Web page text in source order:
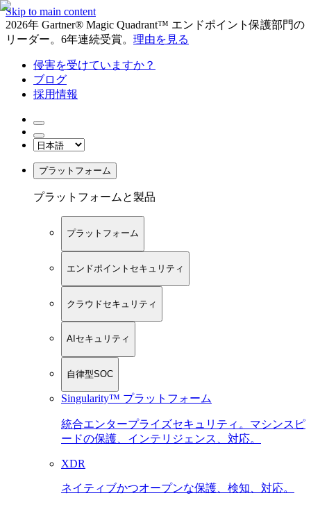
Skip to main content
2026年 Gartner® Magic Quadrant™ エンドポイント保護部門の
リーダー。6年連続受賞。 理由を見る
侵害を受けていますか？
ブログ
採用情報
プラットフォーム
プラットフォームと製品
プラットフォーム
エンドポイントセキュリティ
クラウドセキュリティ
AIセキュリティ
自律型SOC
Singularity™ プラットフォーム
統合エンタープライズセキュリティ。マシンスピ
ードの保護、インテリジェンス、対応。
XDR
ネイティブかつオープンな保護、検知、対応。